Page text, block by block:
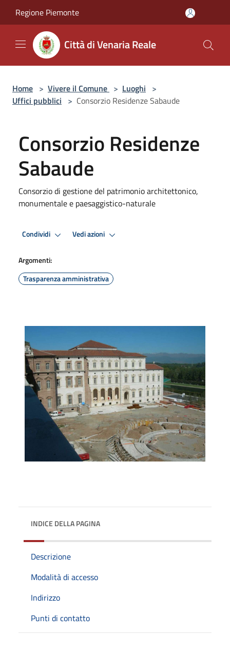
Regione Piemonte
Città di Venaria Reale
Home > Vivere il Comune > Luoghi >
Uffici pubblici > Consorzio Residenze Sabaude
Consorzio Residenze
Sabaude
Consorzio di gestione del patrimonio architettonico,
monumentale e paesaggistico-naturale
Condividi Vedi azioni
Argomenti:
Trasparenza amministrativa
INDICE DELLA PAGINA
Descrizione
Modalità di accesso
Indirizzo
Punti di contatto